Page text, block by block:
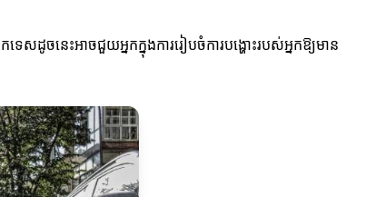
សដូចនេះអាចជួយអ្នកក្នុងការរៀបចំការបង្ហោះរបស់អ្នកឱ្យមាន